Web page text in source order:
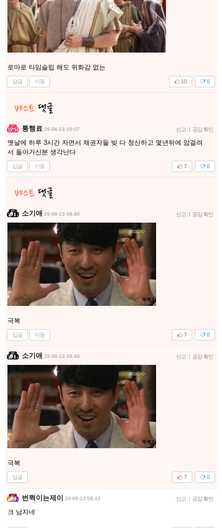
로마로 타임슬립 해도 위화감 없는
답글 이동 0
10
통행료 26-06-13 10:07 신고 | 공감 확인
옛날에 하루 3시간 자면서 채권자들 빚 다 청산하고 몇년뒤에 암걸려
서 돌아가신분 생각난다
답글 이동 0
7
소기애 26-06-13 09:40 신고 | 공감 확인
극복
답글 이동 0
7
소기애 26-06-13 09:40 신고 | 공감 확인
극복
답글 0
7
번쩍이는제이 26-06-13 09:43 신고 | 공감 확인
크 남자네